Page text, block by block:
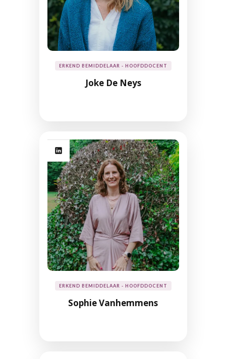
ERKEND BEMIDDELAAR - HOOFDDOCENT
Joke De Neys
ERKEND BEMIDDELAAR - HOOFDDOCENT
Sophie Vanhemmens